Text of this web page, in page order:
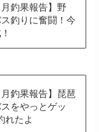
月釣果報告】野
釣りに奮闘！今
月釣果報告】琵琶
をやっとゲッ
れたよ